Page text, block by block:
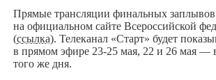
Прямые трансляции финальных заплывов
на официальном сайте Всероссийской
(ссылка). Телеканал «Старт» будет
в прямом эфире 23-25 мая, 22 и 26 мая —
того же дня.